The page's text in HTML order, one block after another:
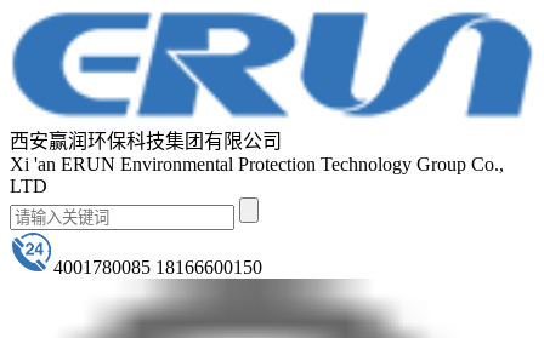
西安赢润环保科技集团有限公司
Xi 'an ERUN Environmental Protection Technology Group Co.,
LTD
4001780085 18166600150